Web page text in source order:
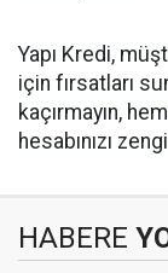
Yapı Kredi,
için fırsatları
kaçırmayın,
hesabınızı
HABERE